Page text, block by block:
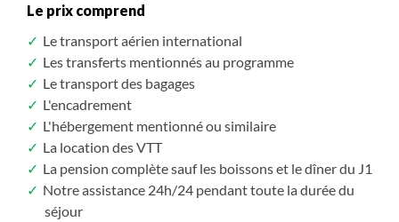
Le prix comprend
Le transport aérien international
Les transferts mentionnés au programme
Le transport des bagages
L'encadrement
L'hébergement mentionné ou similaire
La location des VTT
La pension complète sauf les boissons et le dîner du J1
Notre assistance 24h/24 pendant toute la durée du
séjour